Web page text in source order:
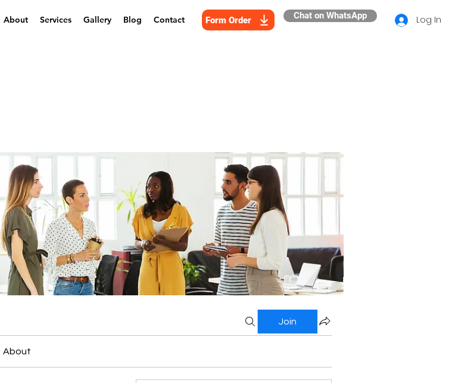
About Services Gallery Blog Contact Form Order Chat on WhatsApp Log In
Join
About